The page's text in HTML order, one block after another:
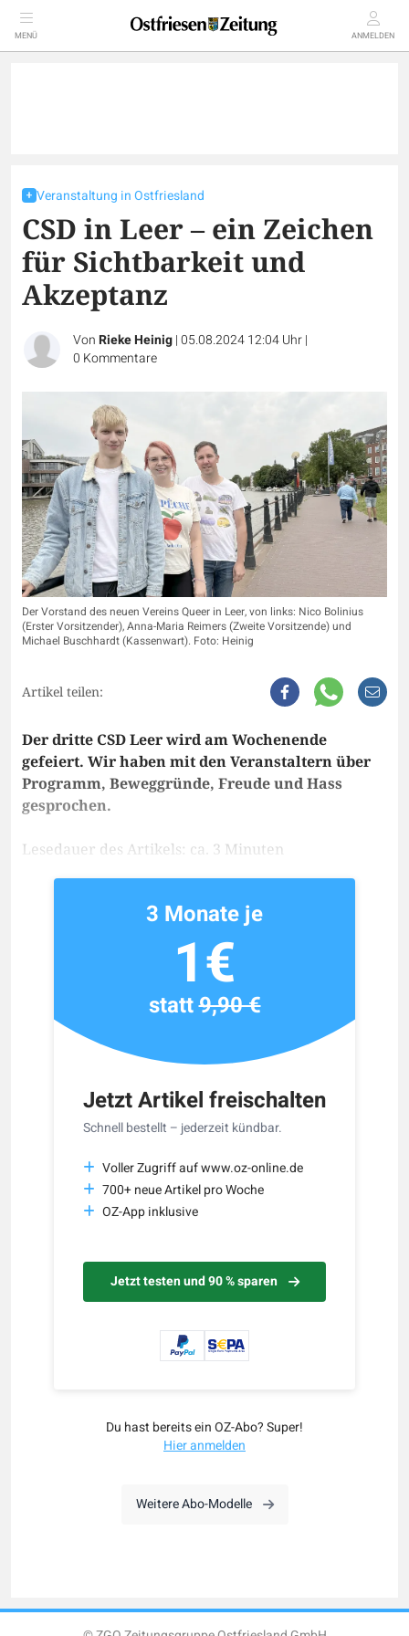
MENÜ ANMELDEN
Veranstaltung in Ostfriesland
CSD in Leer – ein Zeichen
für Sichtbarkeit und
Akzeptanz
VonRieke Heinig|05.08.2024 12:04 Uhr|
0 Kommentare
Der Vorstand des neuen Vereins Queer in Leer, von links: Nico Bolinius
(Erster Vorsitzender), Anna-Maria Reimers (Zweite Vorsitzende) und
Michael Buschhardt (Kassenwart). Foto: Heinig
Artikel teilen:
Der dritte CSD Leer wird am Wochenende
gefeiert. Wir haben mit den Veranstaltern über
Programm, Beweggründe, Freude und Hass
gesprochen.
Lesedauer des Artikels: ca. 3 Minuten
Jetzt Artikel freischalten
Schnell bestellt – jederzeit kündbar.
Voller Zugriff auf www.oz-online.de
700+ neue Artikel pro Woche
OZ-App inklusive
Jetzt testen und 90 % sparen
3 Monate je
1€
statt9,90 €
Du hast bereits ein OZ-Abo? Super!
Hier anmelden
Weitere Abo-Modelle